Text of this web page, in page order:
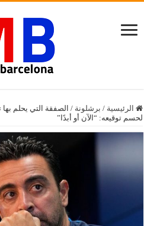
الرئيسية / برشلونة / الصفقة التي يحلم
لحسم توقيعه: “الآن أو أبدًا”